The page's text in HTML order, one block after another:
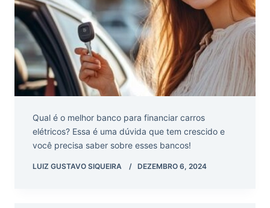
Qual é o melhor banco para financiar carros
elétricos? Essa é uma dúvida que tem crescido e
você precisa saber sobre esses bancos!
LUIZ GUSTAVO SIQUEIRA DEZEMBRO 6, 2024